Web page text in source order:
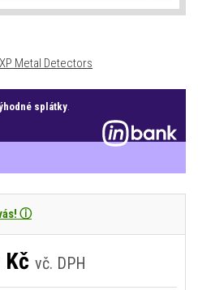
XP Metal Detectors
splátky
ⓘ
Kč vč. DPH